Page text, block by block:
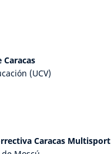
(UCV)
Caracas Multisport